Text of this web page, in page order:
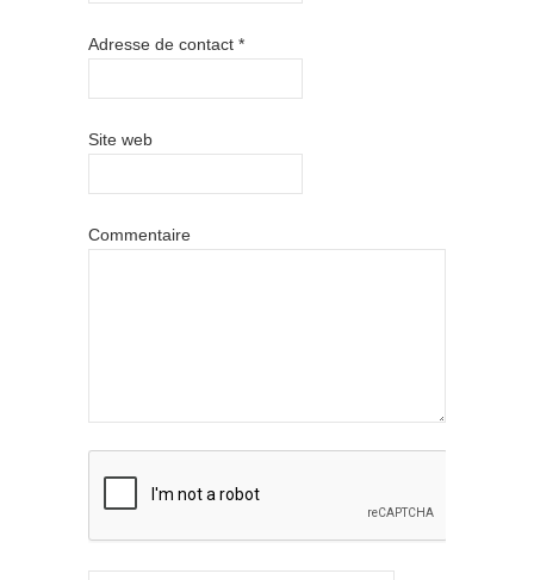
Adresse de contact *
Site web
Commentaire